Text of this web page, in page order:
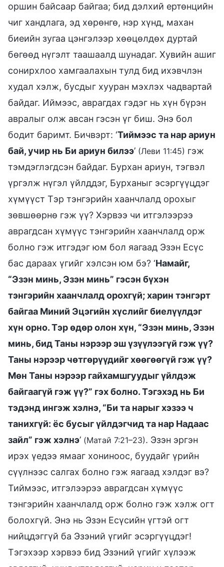
оршин байсаар байгаа; бид дэлхий ертөнцийн
чиг хандлага, эд хөрөнгө, нэр хүнд, махан
биеийн зугаа цэнгэлээр хөөцөлдөх дуртай
бөгөөд нүгэлт таашаалд шунадаг. Хувийн ашиг
сонирхлоо хамгаалахын тулд бид ихэвчлэн
худал хэлж, бусдыг хууран мэхлэх чадвартай
байдаг. Иймээс, аврагдах гэдэг нь хүн бүрэн
авралыг олж авсан гэсэн үг биш. Энэ бол
бодит баримт. Бичвэрт: ‘Тиймээс та нар ариун
бай, учир нь Би ариун билээ’ (Леви 11:45) гэж
тэмдэглэгдсэн байдаг. Бурхан ариун, тэгвэл
үргэлж нүгэл үйлддэг, Бурханыг эсэргүүцдэг
хүмүүст Тэр тэнгэрийн хаанчлалд орохыг
зөвшөөрнө гэж үү? Хэрвээ чи итгэлээрээ
аврагдсан хүмүүс тэнгэрийн хаанчлалд орж
болно гэж итгэдэг юм бол яагаад Эзэн Есүс
бас дараах үгийг хэлсэн юм бэ? ‘Намайг,
“Эзэн минь, Эзэн минь” гэсэн бүхэн
тэнгэрийн хаанчлалд орохгүй; харин тэнгэрт
байгаа Миний Эцэгийн хүслийг биелүүлдэг
хүн орно. Тэр өдөр олон хүн, “Эзэн минь, Эзэн
минь, бид Таны нэрээр эш үзүүлээгүй гэж үү?
Таны нэрээр чөтгөрүүдийг хөөгөөгүй гэж үү?
Мөн Таны нэрээр гайхамшгуудыг үйлдэж
байгаагүй гэж үү?” гэх болно. Тэгэхэд нь Би
тэдэнд ингэж хэлнэ, “Би та нарыг хэзээ ч
танихгүй: ёс бусыг үйлдэгчид та нар Надаас
зайл” гэж хэлнэ’ (Mатай 7:21–23). Эзэн эргэн
ирэх үедээ ямааг хониноос, буудайг үрийн
сүүлнээс салгах болно гэж яагаад хэлдэг вэ?
Тиймээс, итгэлээрээ аврагдсан хүмүүс
тэнгэрийн хаанчлалд орж болно гэж хэлж огт
болохгүй. Энэ нь Эзэн Есүсийн үгтэй огт
нийцдэггүй ба Эзэний үгийг эсэргүүцдэг!
Тэгэхээр хэрвээ бид Эзэний үгийг хүлээж